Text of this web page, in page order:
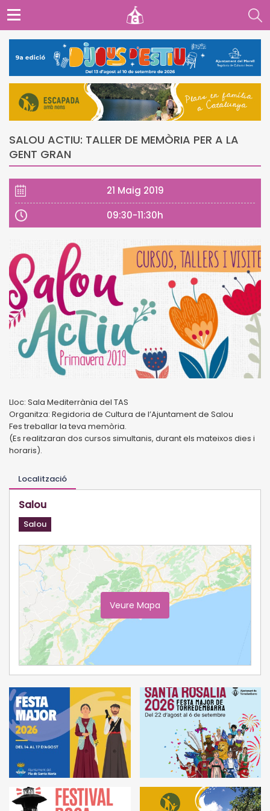
SALOU ACTIU: TALLER DE MEMÒRIA PER A LA
GENT GRAN
21 Maig 2019
09:30-11:30h
Lloc: Sala Mediterrània del TAS
Organitza: Regidoria de Cultura de l’Ajuntament de Salou
Fes treballar la teva memòria.
(Es realitzaran dos cursos simultanis, durant els mateixos dies i
horaris).
Localització
Salou
Salou
Veure Mapa